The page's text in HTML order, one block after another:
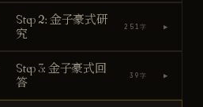
Step 2: 金子豪式研
究
251字 ▶
Step 3: 金子豪式回
答
39字 ▶